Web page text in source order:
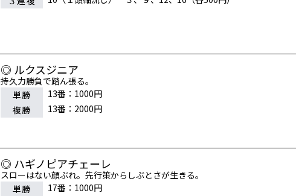
◎ ルクスジニア
持久力勝負で踏ん張る。
単勝
13番：1000円
複勝
13番：2000円
◎ ハギノピアチェーレ
スローはない顔ぶれ。先行策からしぶとさが生きる。
単勝
17番：1000円